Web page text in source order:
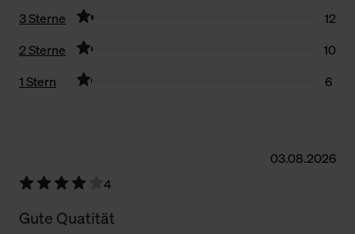
3 Sterne
12
2 Sterne
10
1 Stern
6
03.08.2026
4
Gute Quatität